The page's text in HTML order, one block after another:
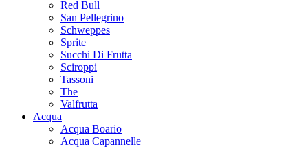
Red Bull
San Pellegrino
Schweppes
Sprite
Succhi Di Frutta
Sciroppi
Tassoni
The
Valfrutta
Acqua
Acqua Boario
Acqua Capannelle